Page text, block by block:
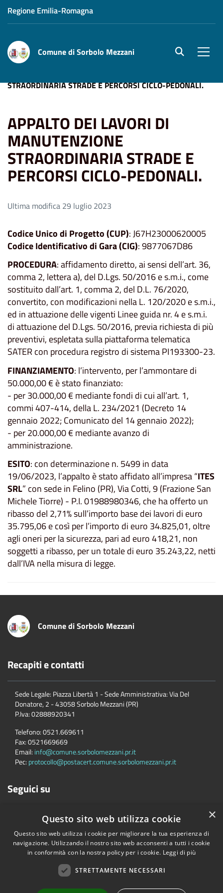
Regione Emilia-Romagna
Comune di Sorbolo Mezzani site.searc
STRAORDINARIA STRADE E PERCORSI CICLO-PEDONALI.
APPALTO DEI LAVORI DI
MANUTENZIONE
STRAORDINARIA STRADE E
PERCORSI CICLO-PEDONALI.
Ultima modifica 29 luglio 2023
Codice Unico di Progetto (CUP): J67H23000620005
Codice Identificativo di Gara (CIG): 9877067D86
PROCEDURA: affidamento diretto, ai sensi dell’art. 36,
comma 2, lettera a), del D.Lgs. 50/2016 e s.m.i., come
sostituito dall’art. 1, comma 2, del D.L. 76/2020,
convertito, con modificazioni nella L. 120/2020 e s.m.i.,
ed in attuazione delle vigenti Linee guida nr. 4 e s.m.i.
di attuazione del D.Lgs. 50/2016, previa richiesta di più
preventivi, espletata sulla piattaforma telematica
SATER con procedura registro di sistema PI193300-23.
FINANZIAMENTO: l’intervento, per l’ammontare di
50.000,00 € è stato finanziato:
- per 30.000,00 € mediante fondi di cui all’art. 1,
commi 407-414, della L. 234/2021 (Decreto 14
gennaio 2022; Comunicato del 14 gennaio 2022);
- per 20.000,00 € mediante avanzo di
amministrazione.
ESITO: con determinazione n. 5499 in data
19/06/2023, l’appalto è stato affidato all’impresa “ITES
SRL” con sede in Felino (PR), Via Cotti, 9 (Frazione San
Michele Tiorre) - P.I. 01988980346, che ha offerto un
ribasso del 2,71% sull’importo base dei lavori di euro
35.795,06 e così per l’importo di euro 34.825,01, oltre
agli oneri per la sicurezza, pari ad euro 418,21, non
soggetti a ribasso, per un totale di euro 35.243,22, netti
dall’IVA nella misura di legge.
Comune di Sorbolo Mezzani
Recapiti e contatti
Sede Legale: Piazza Libertà 1 - Sede Amministrativa: Via Del
Donatore, 2 - 43058 Sorbolo Mezzani (PR)
P.Iva:02888920341
Telefono:0521.669611
Fax:0521669669
Email: info@comune.sorbolomezzani.pr.it
Pec: protocollo@postacert.comune.sorbolomezzani.pr.it
Seguici su
Accessibilità
×
Questo sito web utilizza cookie
Questo sito web utilizza i cookie per migliorare la tua esperienza di
navigazione. Utilizzando il nostro sito web acconsenti a tutti i cookie
in conformità con la nostra policy per i cookie. Leggi di più
STRETTAMENTE NECESSARI